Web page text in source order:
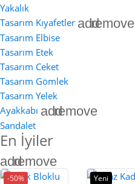
Yakalık
Tasarım Kıyafetler addremove
Tasarım Elbise
Tasarım Etek
Tasarım Ceket
Tasarım Gömlek
Tasarım Yelek
Ayakkabı addremove
Sandalet
En İyiler
addremove
-50%
Yeni